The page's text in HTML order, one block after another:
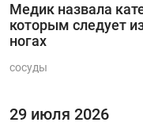
Медик назвала
которым следует
ногах
сосуды
29 июля 2026